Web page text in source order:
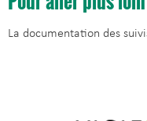
La documentation des